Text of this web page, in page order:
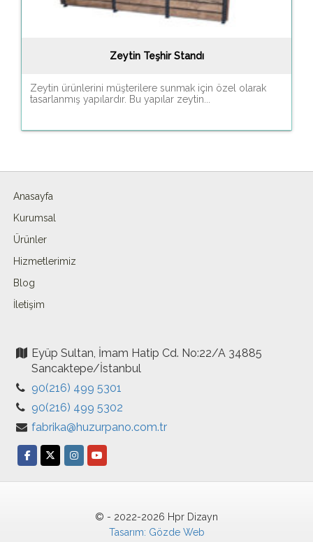
Zeytin Teşhir Standı
Zeytin ürünlerini müşterilere sunmak için özel olarak
tasarlanmış yapılardır. Bu yapılar zeytin...
Anasayfa
Kurumsal
Ürünler
Hizmetlerimiz
Blog
İletişim
Eyüp Sultan, İmam Hatip Cd. No:22/A 34885
Sancaktepe/İstanbul
90(216) 499 5301
90(216) 499 5302
fabrika@huzurpano.com.tr
© - 2022-2026 Hpr Dizayn
Tasarım: Gözde Web